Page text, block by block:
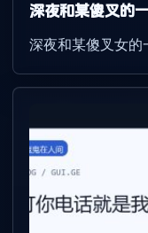
深夜和某傻叉的
深夜和某傻叉女